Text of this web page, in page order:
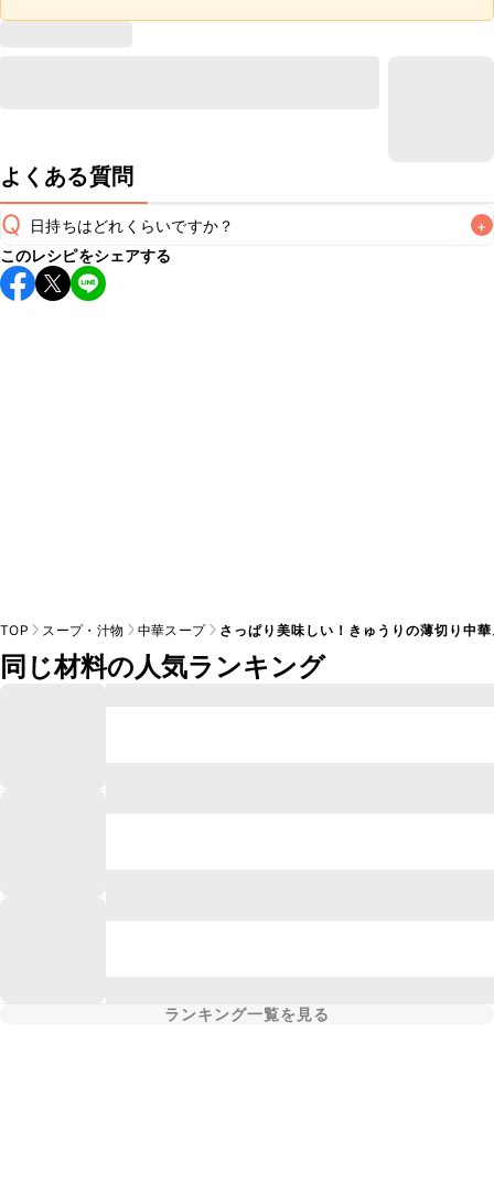
よくある質問
Q 日持ちはどれくらいですか？ +
保存期間は冷蔵で翌日中が目安です。なるべくお早めにお召
し上がりください。
このレシピをシェアする
TOP スープ・汁物 中華スープ さっぱり美味しい！きゅうりの薄切り中
同じ材料の人気ランキング
ランキング一覧を見る